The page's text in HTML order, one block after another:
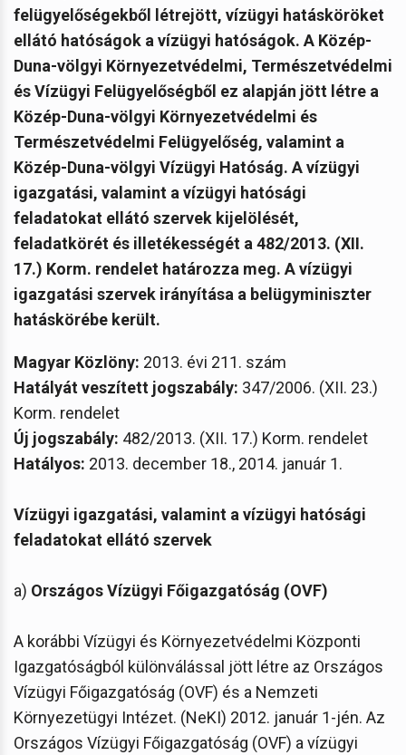
felügyelőségekből létrejött, vízügyi hatásköröket
ellátó hatóságok a vízügyi hatóságok. A Közép-
Duna-völgyi Környezetvédelmi, Természetvédelmi
és Vízügyi Felügyelőségből ez alapján jött létre a
Közép-Duna-völgyi Környezetvédelmi és
Természetvédelmi Felügyelőség, valamint a
Közép-Duna-völgyi Vízügyi Hatóság. A vízügyi
igazgatási, valamint a vízügyi hatósági
feladatokat ellátó szervek kijelölését,
feladatkörét és illetékességét a 482/2013. (XII.
17.) Korm. rendelet határozza meg. A vízügyi
igazgatási szervek irányítása a belügyminiszter
hatáskörébe került.
Magyar Közlöny: 2013. évi 211. szám
Hatályát veszített jogszabály: 347/2006. (XII. 23.)
Korm. rendelet
Új jogszabály: 482/2013. (XII. 17.) Korm. rendelet
Hatályos: 2013. december 18., 2014. január 1.
Vízügyi igazgatási, valamint a vízügyi hatósági
feladatokat ellátó szervek
a) Országos Vízügyi Főigazgatóság (OVF)
A korábbi Vízügyi és Környezetvédelmi Központi
Igazgatóságból különválással jött létre az Országos
Vízügyi Főigazgatóság (OVF) és a Nemzeti
Környezetügyi Intézet. (NeKI) 2012. január 1-jén. Az
Országos Vízügyi Főigazgatóság (OVF) a vízügyi